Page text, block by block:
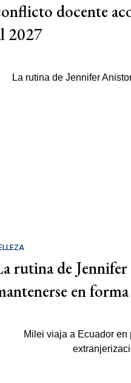
docente
2027
rutina de
en forma